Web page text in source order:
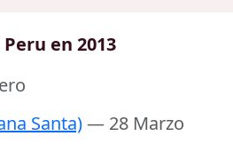
en 2013
Santa)— 28 Marzo